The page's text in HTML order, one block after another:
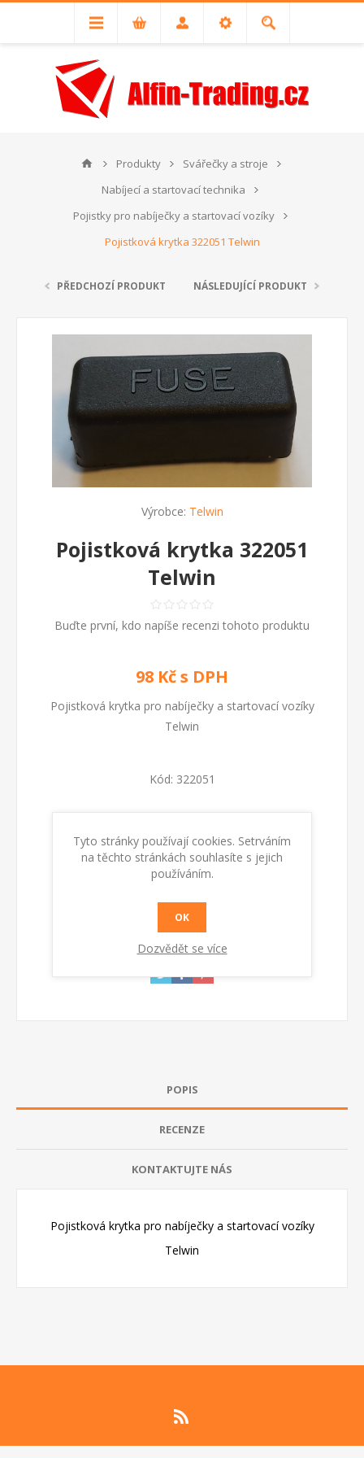
Produkty
Svářečky a stroje
Nabíjecí a startovací technika
Pojistky pro nabíječky a startovací vozíky
Pojistková krytka 322051 Telwin
PŘEDCHOZÍ PRODUKT NÁSLEDUJÍCÍ PRODUKT
Výrobce: Telwin
Pojistková krytka 322051
Telwin
Buďte první, kdo napíše recenzi tohoto produktu
98 Kč s DPH
Pojistková krytka pro nabíječky a startovací vozíky
Telwin
Kód: 322051
KOUPIT
POPIS
RECENZE
KONTAKTUJTE NÁS
Pojistková krytka pro nabíječky a startovací vozíky
Telwin
Tyto stránky používají cookies. Setrváním
na těchto stránkách souhlasíte s jejich
používáním.
OK
Dozvědět se více